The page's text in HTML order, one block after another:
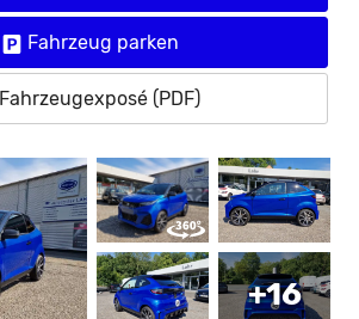
Fahrzeug parken
Fahrzeugexposé (PDF)
+16